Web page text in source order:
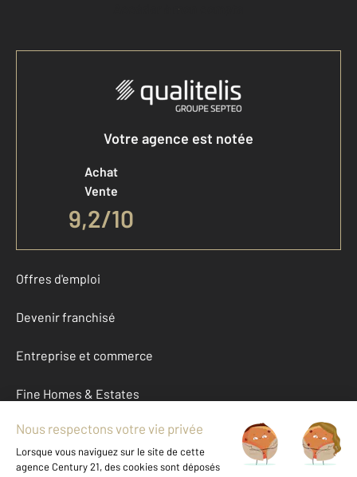
Accéder à mon compte
Votre agence est notée
Achat
Vente
9,2/10
Offres d'emploi
Devenir franchisé
Entreprise et commerce
Fine Homes & Estates
À propos
International